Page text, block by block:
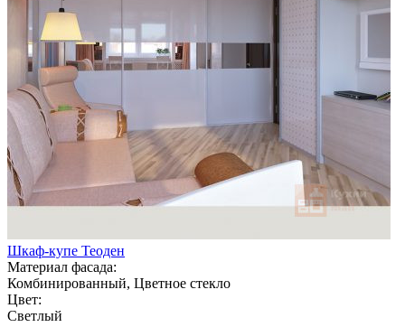
Шкаф-купе Теоден
Материал фасада:
Комбинированный, Цветное стекло
Цвет:
Светлый